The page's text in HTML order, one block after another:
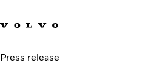
Sustainable
Press release